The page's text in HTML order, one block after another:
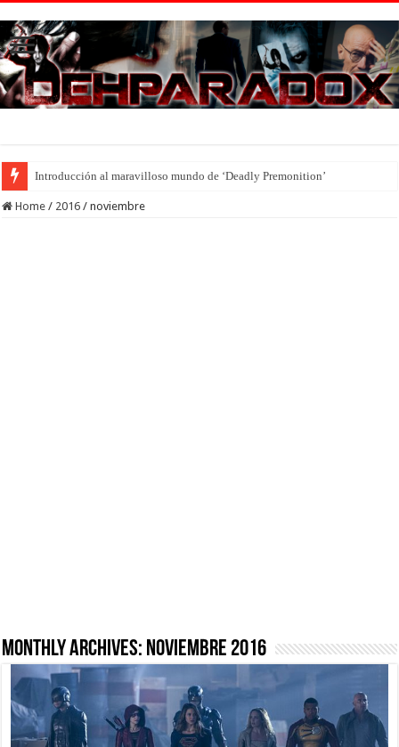
Introducción al maravilloso mundo de ‘Deadly Premonition’
Home / 2016 / noviembre
Monthly Archives: noviembre 2016